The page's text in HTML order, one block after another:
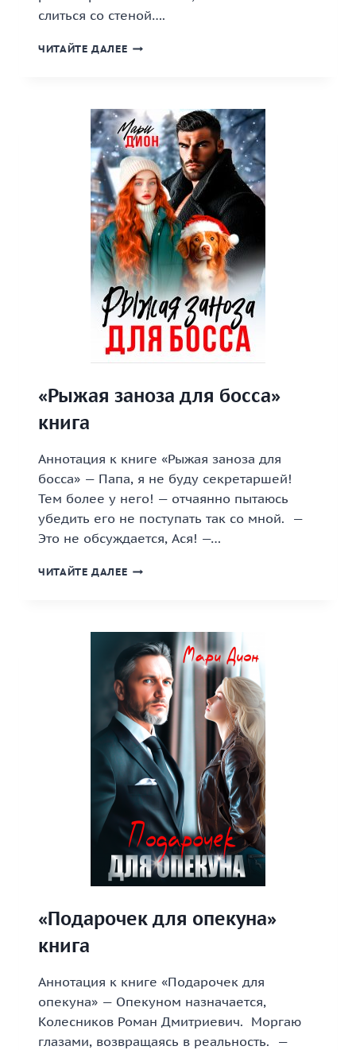
слиться со стеной….
ЧИТАЙТЕ ДАЛЕЕ «НЯНЯ
КНИГА
«Рыжая заноза для босса»
книга
Аннотация к книге «Рыжая заноза для
босса» — Папа, я не буду секретаршей!
Тем более у него! — отчаянно пытаюсь
убедить его не поступать так со мной. —
Это не обсуждается, Ася! —…
ЧИТАЙТЕ ДАЛЕЕ «РЫЖАЯ
КНИГА
«Подарочек для опекуна»
книга
Аннотация к книге «Подарочек для
опекуна» — Опекуном назначается,
Колесников Роман Дмитриевич. Моргаю
глазами, возвращаясь в реальность. —